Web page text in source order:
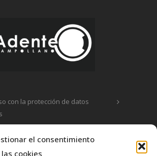
el consentimiento
las cookies
con la protección de datos
privacidad